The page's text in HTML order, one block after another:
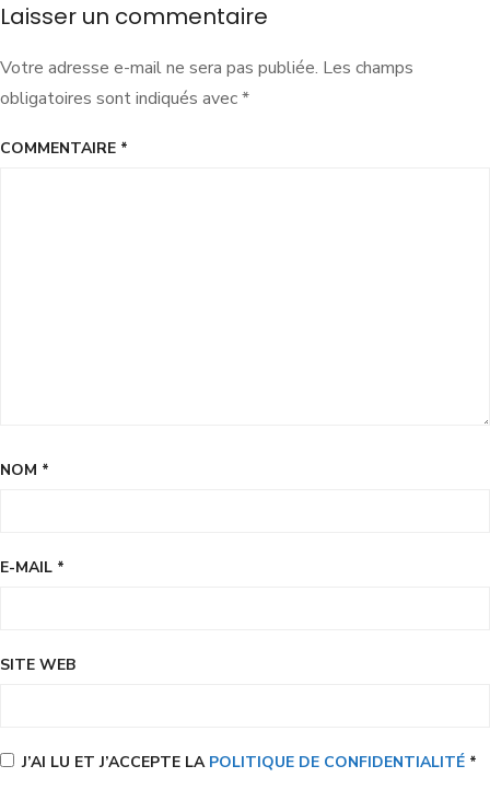
Laisser un commentaire
Votre adresse e-mail ne sera pas publiée. Les champs
obligatoires sont indiqués avec*
COMMENTAIRE *
NOM *
E-MAIL *
SITE WEB
J’AI LU ET J’ACCEPTE LA POLITIQUE DE CONFIDENTIALITÉ *